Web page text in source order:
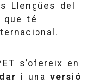
Llengües del
que té
s’ofereix en
i una versió